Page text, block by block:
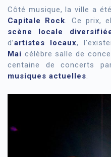
Côté musique, la ville a
Capitale Rock. Ce prix,
scène locale
d’artistes locaux,
Mai célèbre salle de
centaine de concerts
musiques actuelles.